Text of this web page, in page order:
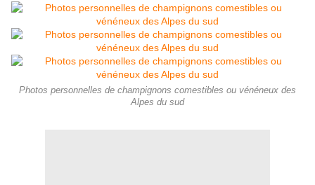
Photos personnelles de champignons comestibles ou vénéneux des
Alpes du sud